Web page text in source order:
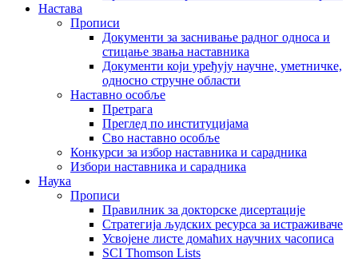
Настава
Прописи
Документи за заснивање радног односа и
стицање звања наставника
Документи који уређују научне, уметничке,
односно стручне области
Наставно особље
Претрага
Преглед по институцијама
Сво наставно особље
Конкурси за избор наставника и сарадника
Избори наставника и сарадника
Наука
Прописи
Правилник за докторске дисертације
Стратегија људских ресурса за истраживаче
Усвојене листе домаћих научних часописа
SCI Thomson Lists